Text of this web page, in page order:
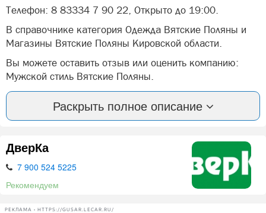
Телефон: 8 83334 7 90 22, Открыто до 19:00.
В справочнике категория Одежда Вятские Поляны и
Магазины Вятские Поляны Кировской области.
Вы можете оставить отзыв или оценить компанию:
Мужской стиль Вятские Поляны.
А так же, задать вопрос представителями фирмы:
Мужской стиль в Вятских Полян.
Нашли ошибку? Сообщите нам об этом!
Раскрыть полное описание
ДверКа
7 900 524 5225
Рекомендуем
РЕКЛАМА • HTTPS://GUSAR.LECAR.RU/